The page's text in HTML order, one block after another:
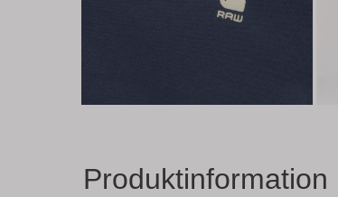
Produktinformation